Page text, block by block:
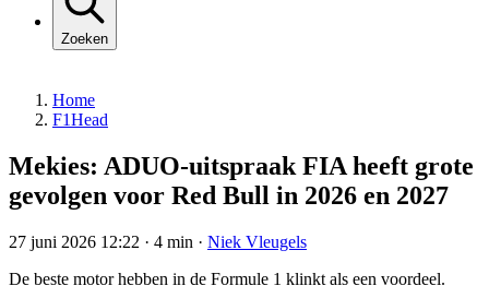
Zoeken
Home
F1Head
Mekies: ADUO-uitspraak FIA heeft grote
gevolgen voor Red Bull in 2026 en 2027
27 juni 2026 12:22 · 4 min · Niek Vleugels
De beste motor hebben in de Formule 1 klinkt als een voordeel.